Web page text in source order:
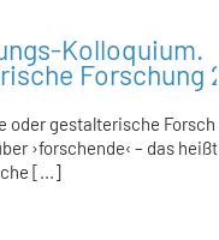
Kolloquium.
Forschung
oder gestalterische
›forschende‹ – das heißt
[...]